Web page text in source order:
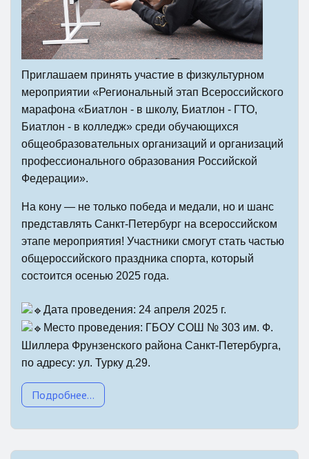
Приглашаем принять участие в физкультурном
мероприятии «Региональный этап Всероссийского
марафона «Биатлон - в школу, Биатлон - ГТО,
Биатлон - в колледж» среди обучающихся
общеобразовательных организаций и организаций
профессионального образования Российской
Федерации».
На кону — не только победа и медали, но и шанс
представлять Санкт-Петербург на всероссийском
этапе мероприятия! Участники смогут стать частью
общероссийского праздника спорта, который
состоится осенью 2025 года.
Дата проведения: 24 апреля 2025 г.
Место проведения: ГБОУ СОШ № 303 им. Ф.
Шиллера Фрунзенского района Санкт-Петербурга,
по адресу: ул. Турку д.29.
Подробнее...